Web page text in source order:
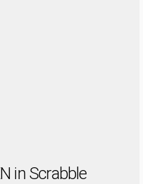
in Scrabble